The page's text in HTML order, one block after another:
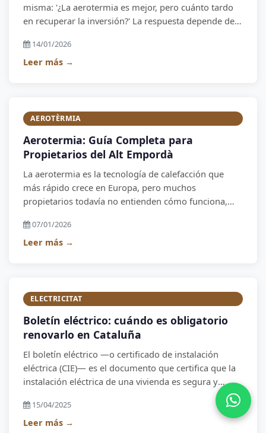
misma: '¿La aerotermia es mejor, pero cuánto tardo
en recuperar la inversión?' La respuesta depende de
este artículo hacemos la comparativa con datos
reales del Alt Empordà.
14/01/2026
Leer más →
AEROTÈRMIA
Aerotermia: Guía Completa para
Propietarios del Alt Empordà
La aerotermia es la tecnología de calefacción que
más rápido crece en Europa, pero muchos
propietarios todavía no entienden cómo funciona,
para su casa. Esta guía lo explica todo, basándonos
en instalaciones reales de Enclos Instal en el Alt
07/01/2026
Leer más →
ELECTRICITAT
Boletín eléctrico: cuándo es obligatorio
renovarlo en Cataluña
El boletín eléctrico —o certificado de instalación
eléctrica (CIE)— es el documento que certifica que la
instalación eléctrica de una vivienda es segura y
cumple la normativa. ¿Cuándo hay que renovarlo?
¿Cuánto cuesta? Lo explicamos.
15/04/2025
Leer más →